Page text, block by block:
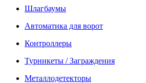
Шлагбаумы
Автоматика для ворот
Контроллеры
Турникеты / Заграждения
Металлодетекторы